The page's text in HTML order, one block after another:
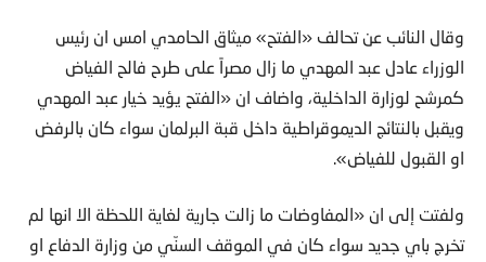
وقال النائب عن تحالف «الفتح» ميثاق الحامدي امس ان رئيس
الوزراء عادل عبد المهدي ما زال مصراً على طرح فالح الفياض
كمرشح لوزارة الداخلية، واضاف ان «الفتح يؤيد خيار عبد المهدي
ويقبل بالنتائج الديموقراطية داخل قبة البرلمان سواء كان بالرفض
او القبول للفياض».
ولفتت إلى ان «المفاوضات ما زالت جارية لغاية اللحظة الا انها لم
تخرج باي جديد سواء كان في الموقف السنّي من وزارة الدفاع او